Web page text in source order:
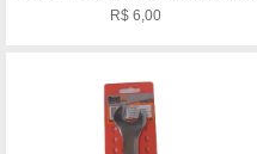
R$6,00